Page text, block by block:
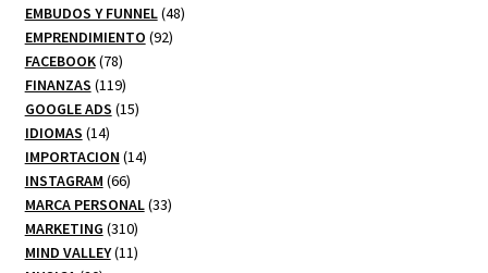
productos
EMBUDOS Y FUNNEL 4848
EMPRENDIMIENTO 9292
FACEBOOK 7878
productos
FINANZAS 119119
productos
GOOGLE ADS 1515
IDIOMAS 1414
productos
IMPORTACION 1414
INSTAGRAM 6666
productos
MARCA PERSONAL 3333
MARKETING 310310
productos
MIND VALLEY 1111